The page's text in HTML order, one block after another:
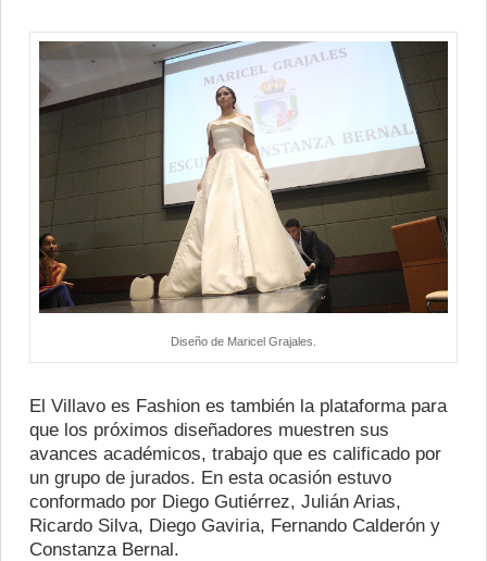
Diseño de Maricel Grajales.
El Villavo es Fashion es también la plataforma para
que los próximos diseñadores muestren sus
avances académicos, trabajo que es calificado por
un grupo de jurados. En esta ocasión estuvo
conformado por Diego Gutiérrez, Julián Arias,
Ricardo Silva, Diego Gaviria, Fernando Calderón y
Constanza Bernal.